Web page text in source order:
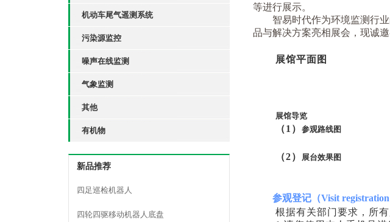
机动车尾气遥测系统
污染源监控
噪声在线监测
气象监测
其他
有机物
新品推荐
四足巡检机器人
四轮四驱移动机器人底盘
等进行展示。
智易时代作为环境监测行
品与解决方案亮相展会，现诚
展馆平面图
展馆导览
（1 ） 参观路线图
（2） 展台效果图
参观登记（Visit registration
根据有关部门要求，所